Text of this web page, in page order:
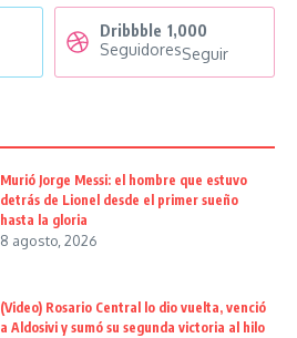
Dribbble 1,000
SeguidoresSeguir
Murió Jorge Messi: el hombre que estuvo
detrás de Lionel desde el primer sueño
hasta la gloria
8 agosto, 2026
(Video) Rosario Central lo dio vuelta, venció
a Aldosivi y sumó su segunda victoria al hilo